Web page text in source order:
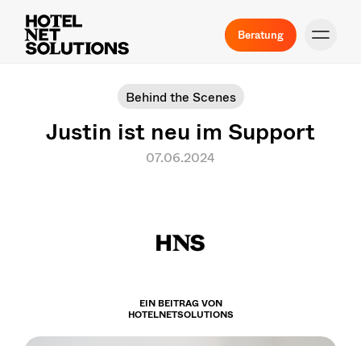
Beratung
Behind the Scenes
Justin ist neu im Support
07.06.2024
EIN BEITRAG VON
HOTELNETSOLUTIONS